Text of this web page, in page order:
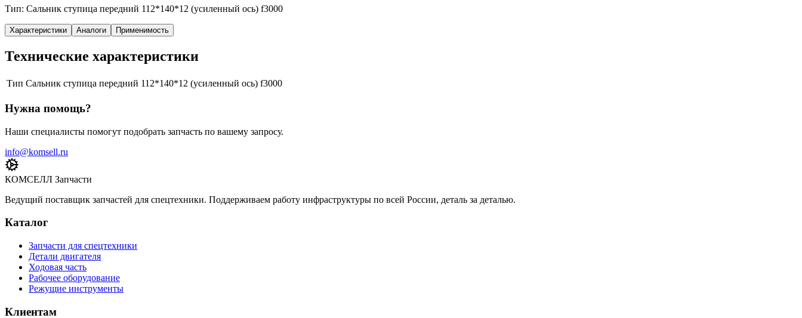
Тип: Сальник ступица передний 112*140*12 (усиленный ось) f3000
Характеристики Аналоги Применимость
Технические характеристики
Тип Сальник ступица передний 112*140*12 (усиленный ось) f3000
Нужна помощь?
Наши специалисты помогут подобрать запчасть по вашему запросу.
info@komsell.ru
КОМСЕЛЛ Запчасти
Ведущий поставщик запчастей для спецтехники. Поддерживаем работу инфраструктуры по всей России, деталь за деталью.
Каталог
Запчасти для спецтехники
Детали двигателя
Ходовая часть
Рабочее оборудование
Режущие инструменты
Клиентам